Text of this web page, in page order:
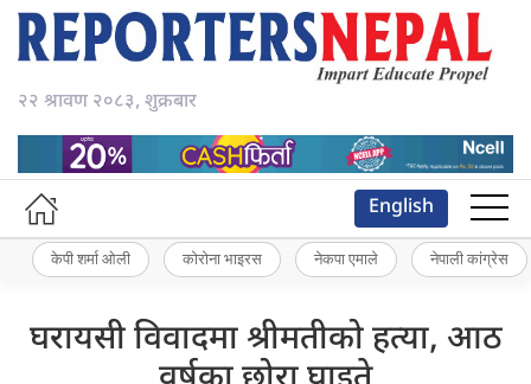
२२ श्रावण २०८३, शुक्रबार
English
केपी शर्मा ओली कोरोना भाइरस नेकपा एमाले नेपाली कांग्रेस
घरायसी विवादमा श्रीमतीको हत्या, आठ